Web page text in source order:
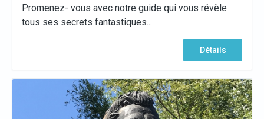
Promenez- vous avec notre guide qui vous révèle
tous ses secrets fantastiques...
Détails